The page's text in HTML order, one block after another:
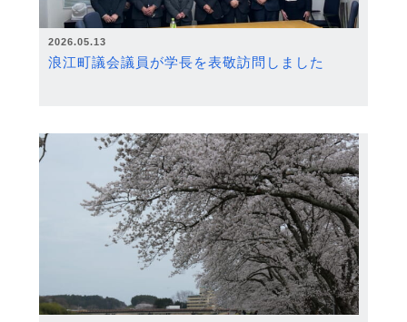
2026.05.13
浪江町議会議員が学長を表敬訪問しました